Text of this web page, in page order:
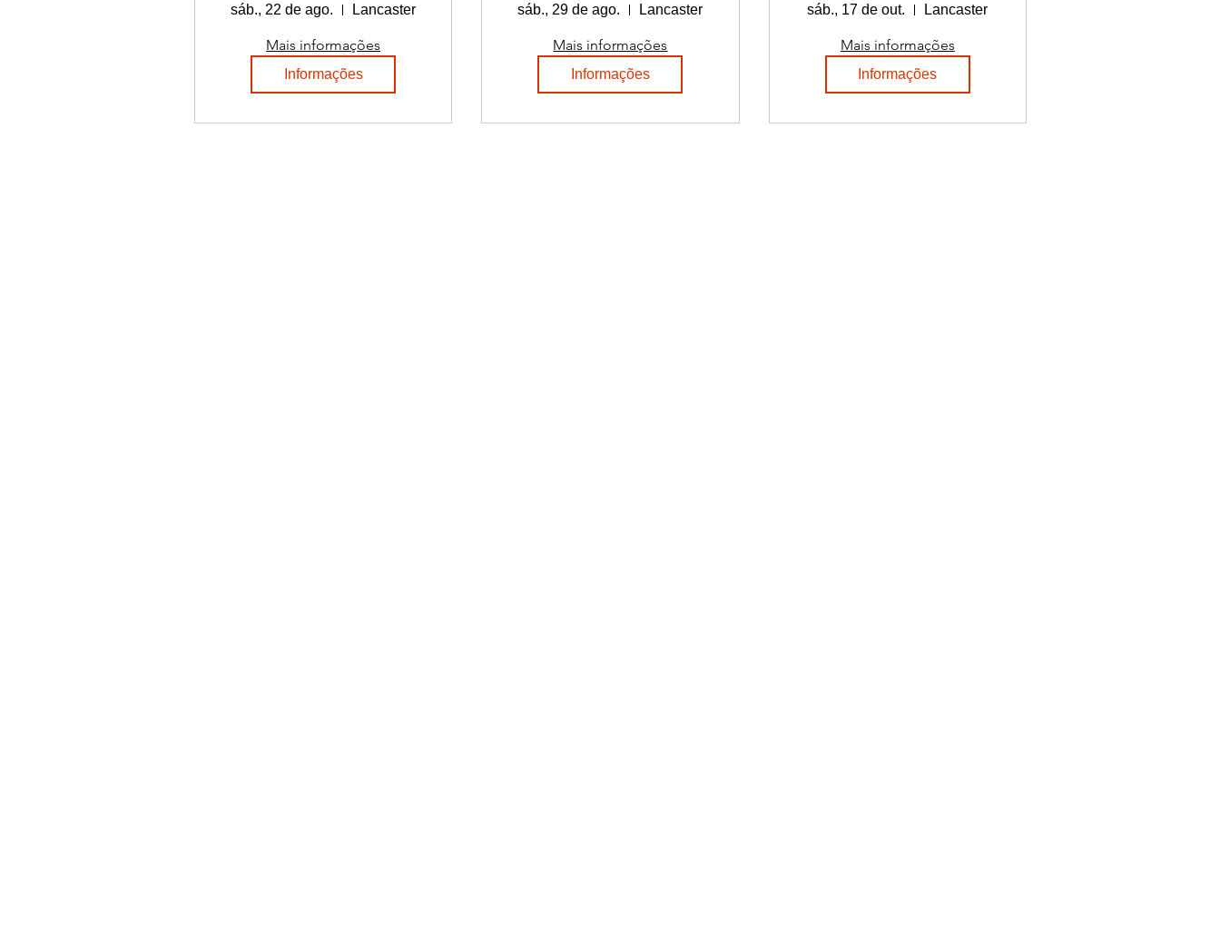
sáb., 22 de ago.
Lancaster
Mais informações
Informações
sáb., 29 de ago.
Lancaster
Mais informações
Informações
sáb., 17 de out.
Lancaster
Mais informações
Informações